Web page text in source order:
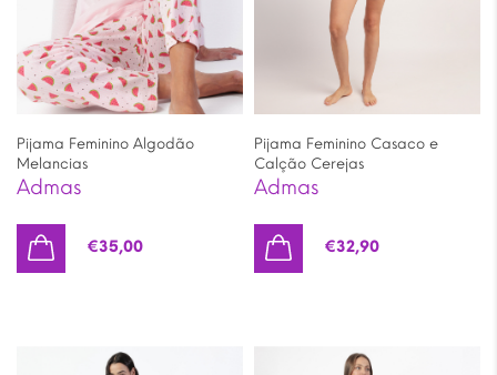
Pijama Feminino Algodão
Melancias
Admas
€35,00
Pijama Feminino Casaco e
Calção Cerejas
Admas
€32,90